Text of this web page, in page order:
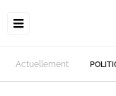
Actuellement